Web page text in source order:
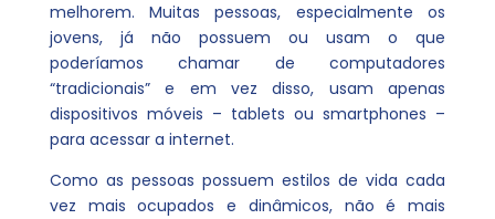
melhorem. Muitas pessoas, especialmente os
jovens, já não possuem ou usam o que
poderíamos chamar de computadores
“tradicionais” e em vez disso, usam apenas
dispositivos móveis – tablets ou smartphones –
para acessar a internet.
Como as pessoas possuem estilos de vida cada
vez mais ocupados e dinâmicos, não é mais